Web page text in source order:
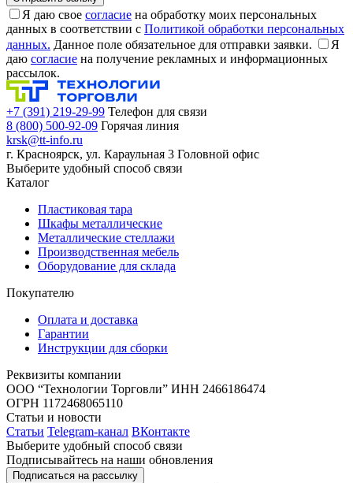
Я даю свое согласие на обработку моих персональных
данных в соответствии с Политикой обработки персональных
данных. Данное поле обязательное для отправки заявки.
Я
даю согласие на получение рекламных и информационных
рассылок.
+7 (391) 219-29-99 Телефон для связи
8 (800) 500-92-09 Горячая линия
krsk@tt-info.ru
г. Красноярск, ул. Караульная 3 Головной офис
Выберите удобный способ связи
Каталог
Пластиковая тара
Шкафы металлические
Металлические стеллажи
Производственная мебель
Оборудование для склада
Покупателю
Оплата и доставка
Гарантии
Инструкции для сборки
Реквизиты компании
ООО “Технологии Торговли” ИНН 2466186474
ОГРН 1172468065110
Статьи и новости
Статьи Telegram-канал ВКонтакте
Выберите удобный способ связи
Подписывайтесь на наши обновления
Подписаться на рассылку